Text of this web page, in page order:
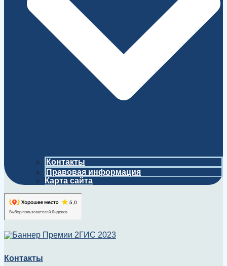
Контакты
Правовая информация
Карта сайта
Контакты